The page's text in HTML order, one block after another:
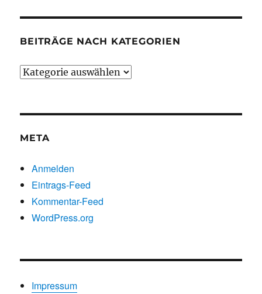
BEITRÄGE NACH KATEGORIEN
Beiträge
META
Anmelden
Eintrags-Feed
Kommentar-Feed
WordPress.org
Impressum